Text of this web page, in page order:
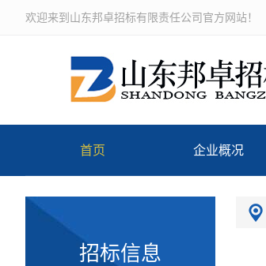
欢迎来到山东邦卓招标有限责任公司官方网站！
首页 企业概况
招标信息